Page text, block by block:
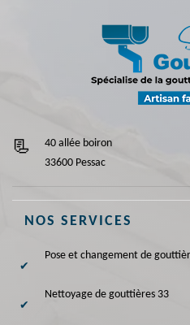
40 allée boiron
33600 Pessac
NOS SERVICES
Pose et changement de
Nettoyage de gouttières 33